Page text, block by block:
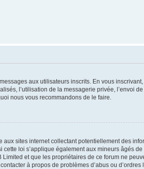
aux utilisateurs inscrits. En vous
l’utilisation de la messagerie privée, l’envoi
nous vous recommandons de le faire.
sites internet collectant potentiellement des
loi s’applique également aux mineurs âgés
et que les propriétaires de ce forum ne
à propos de problèmes d’abus ou d’ordres